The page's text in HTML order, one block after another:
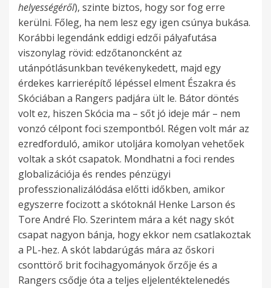
helyességéről), szinte biztos, hogy sor fog erre
kerülni. Főleg, ha nem lesz egy igen csúnya bukása.
Korábbi legendánk eddigi edzői pályafutása
viszonylag rövid: edzőtanoncként az
utánpótlásunkban tevékenykedett, majd egy
érdekes karrierépítő lépéssel elment Északra és
Skóciában a Rangers padjára ült le. Bátor döntés
volt ez, hiszen Skócia ma – sőt jó ideje már – nem
vonzó célpont foci szempontból. Régen volt már az
ezredforduló, amikor utoljára komolyan vehetőek
voltak a skót csapatok. Mondhatni a foci rendes
globalizációja és rendes pénzügyi
professzionalizálódása előtti időkben, amikor
egyszerre focizott a skótoknál Henke Larson és
Tore André Flo. Szerintem mára a két nagy skót
csapat nagyon bánja, hogy ekkor nem csatlakoztak
a PL-hez. A skót labdarúgás mára az őskori
csonttörő brit focihagyományok őrzője és a
Rangers csődje óta a teljes eljelentéktelenedés